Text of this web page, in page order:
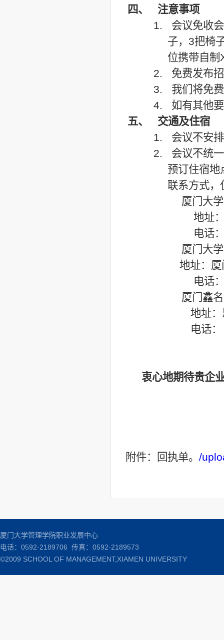
四、 注意事项
1. 会议免收会
子，3把椅
位携带自制
2. 免费发布招
3. 我们将免费
4. 如有其他要
五、 交通及住宿
1. 会议不安
2. 会议不统一
预订住宿地
联系方式，
厦门大
地址：
电话
厦门大
地址：厦门
电话：
厦门鑫
地址：
电话：
衷心地期待贵企
附件：回执单。 /
厦门大学管理学院职业发展中心
电话：0592-2189706 传真：0592-2189573
©2009 SCHOOL OF MANAGEMENT,XIAMEN UNIVERSITY